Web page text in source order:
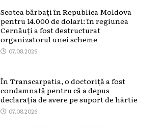
Scotea bărbați în Republica Moldova
pentru 14.000 de dolari: în regiunea
Cernăuți a fost destructurat
organizatorul unei scheme
07.08.2026
În Transcarpatia, o doctoriță a fost
condamnată pentru că a depus
declarația de avere pe suport de hârtie
07.08.2026